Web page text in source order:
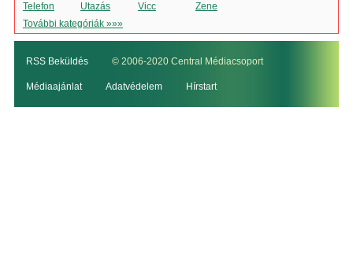
Telefon
Utazás Vicc
Zene
További kategóriák »»»
RSS Beküldés © 2006-2020 Central Médiacsoport
Médiaajánlat Adatvédelem Hírstart